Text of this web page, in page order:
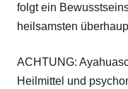
folgt ein
heilsamsten
ACHTUNG:
Heilmittel und